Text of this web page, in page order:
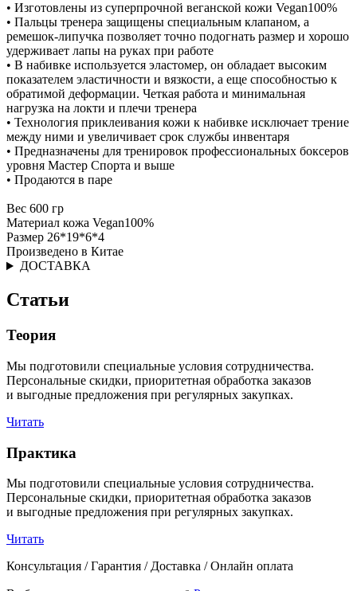
• Изготовлены из суперпрочной веганской кожи Vegan100%
• Пальцы тренера защищены специальным клапаном, а
ремешок-липучка позволяет точно подогнать размер и хорошо
удерживает лапы на руках при работе
• В набивке используется эластомер, он обладает высоким
показателем эластичности и вязкости, а еще способностью к
обратимой деформации. Четкая работа и минимальная
нагрузка на локти и плечи тренера
• Технология приклеивания кожи к набивке исключает трение
между ними и увеличивает срок службы инвентаря
• Предназначены для тренировок профессиональных боксеров
уровня Мастер Спорта и выше
• Продаются в паре
Вес 600 гр
Материал кожа Vegan100%
Размер 26*19*6*4
Произведено в Китае
ДОСТАВКА
Статьи
Теория
Мы подготовили специальные условия сотрудничества.
Персональные скидки, приоритетная обработка заказов
и выгодные предложения при регулярных закупках.
Читать
Практика
Мы подготовили специальные условия сотрудничества.
Персональные скидки, приоритетная обработка заказов
и выгодные предложения при регулярных закупках.
Читать
Консультация / Гарантия / Доставка / Онлайн оплата